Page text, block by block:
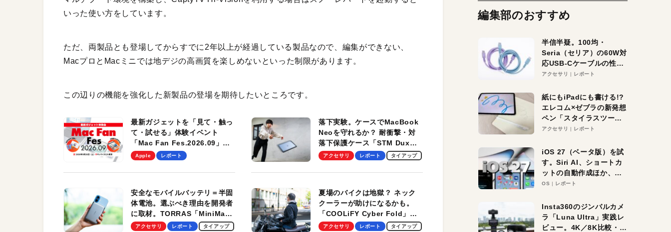
いった使い方をしています。
ただ、両製品とも登場してからすでに2年以上が経過している製品なので、編集ができない、
MacプロとMacミニでは地デジの高画質を楽しめないといった制限があります。
この辺りの機能を強化した新製品の登場を期待したいところです。
最新ガジェットを「見て・触っ
て・試せる」体験イベント
「Mac Fan Fes.2026.09」
を、9月26日（土）に開催しま
Apple レポート
落下実験。ケースでMacBook
Neoを守れるか？ 耐衝撃・対
落下保護ケース「STM Dux
Ultra」を検証。学生、ビジネ
適！
アクセサリ レポート タイアップ
安全なモバイルバッテリ＝半固
体電池。選ぶべき理由を開発者
に取材。TORRAS「MiniMag
Pro」の実機レビューも
アクセサリ レポート タイアップ
夏場のバイクは地獄？ ネック
クーラーが助けになるかも。
「COOLiFY Cyber Fold」レ
ビュー。冷却の速さ、密着する
アクセサリ レポート タイアップ
編集部のおすすめ
半信半疑。100均・
Seria（セリア）の60W対
応USB-Cケーブルの性能
を検証。超コスパの1本を
アクセサリ レポート
紙にもiPadにも書ける!?
エレコム×ゼブラの新発想
ペン「スタイラスツーウ
ェイ」レビュー。持ち替
アクセサリ レポート
iOS 27（ベータ版）を試
す。Siri AI、ショートカ
ットの自動作成ほか、期
待大の便利機能5選。
る未来はすぐそこ！
OS レポート
Insta360のジンバルカメ
ラ「Luna Ultra」実践レ
ビュー。4K／8K比較・ズ